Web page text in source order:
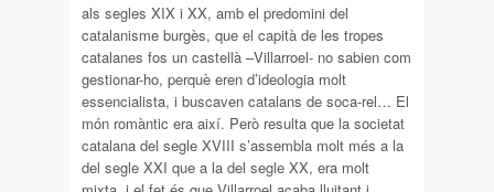
als segles XIX i XX, amb el predomini del
catalanisme burgès, que el capità de les tropes
catalanes fos un castellà –Villarroel- no sabien com
gestionar-ho, perquè eren d’ideologia molt
essencialista, i buscaven catalans de soca-rel… El
món romàntic era així. Però resulta que la societat
catalana del segle XVIII s’assembla molt més a la
del segle XXI que a la del segle XX, era molt